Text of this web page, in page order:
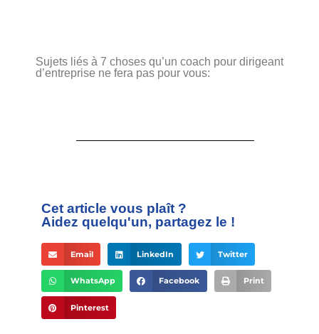
Cet article vous plaît ?
Aidez quelqu'un, partagez le !
Email LinkedIn Twitter
WhatsApp Facebook Print
Pinterest
Sujets liés à 7 choses qu’un coach pour dirigeant
d’entreprise ne fera pas pour vous: